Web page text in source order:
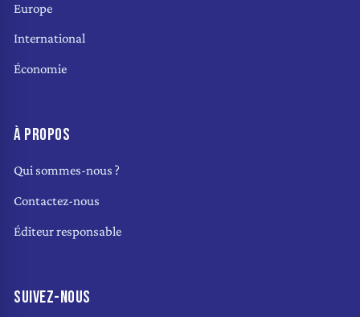
Europe
International
Économie
À PROPOS
Qui sommes-nous ?
Contactez-nous
Éditeur responsable
SUIVEZ-NOUS